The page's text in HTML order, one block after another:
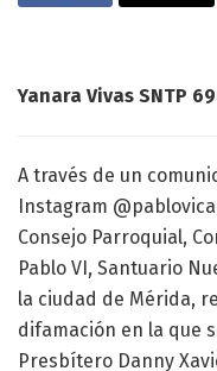
Yanara Vivas SNTP
A través de un
Instagram
Consejo Parroquial,
Pablo VI, Santuario
la ciudad de Mérida,
difamación en la que
Presbítero Danny